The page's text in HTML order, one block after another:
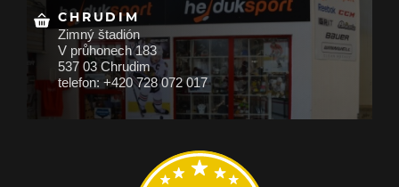
CHRUDIM
Zimný štadión
V průhonech 183
537 03 Chrudim
telefon: +420 728 072 017